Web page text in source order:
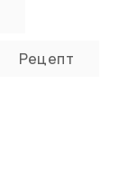
Рецепт